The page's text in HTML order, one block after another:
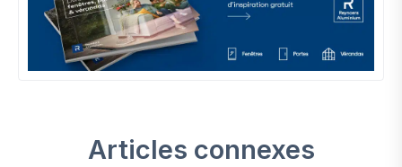
Articles connexes